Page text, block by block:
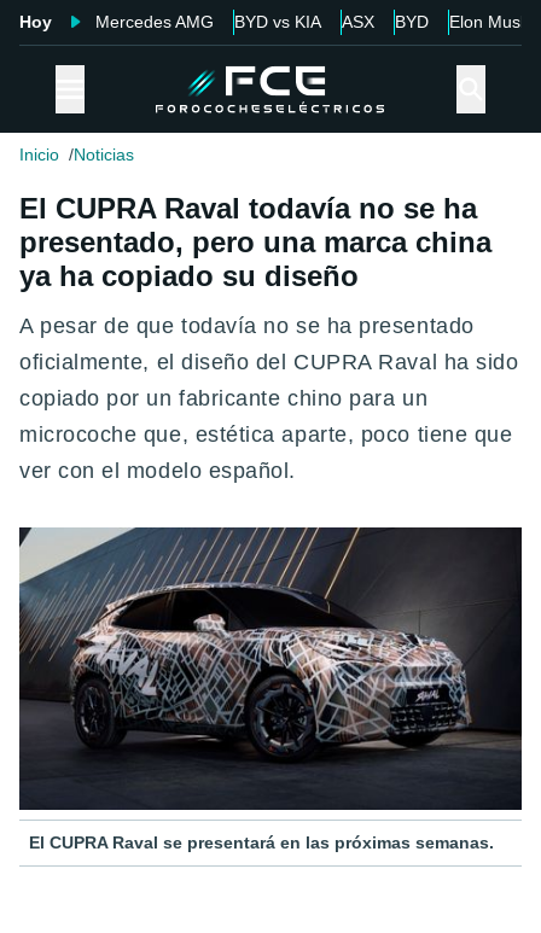
Hoy Mercedes AMG BYD vs KIA ASX BYD Elon Musk
Inicio Noticias
El CUPRA Raval todavía no se ha
presentado, pero una marca china
ya ha copiado su diseño
A pesar de que todavía no se ha presentado
oficialmente, el diseño del CUPRA Raval ha sido
copiado por un fabricante chino para un
microcoche que, estética aparte, poco tiene que
ver con el modelo español.
El CUPRA Raval se presentará en las próximas semanas.